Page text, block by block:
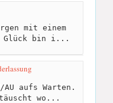
mit einem
Glück bin i...
aufs Warten.
wo...